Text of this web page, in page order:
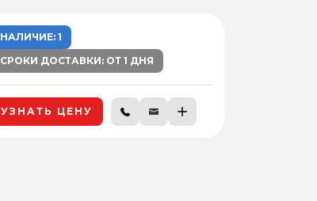
НАЛИЧИЕ: 1
СРОКИ ДОСТАВКИ: ОТ 1 ДНЯ
УЗНАТЬ ЦЕНУ